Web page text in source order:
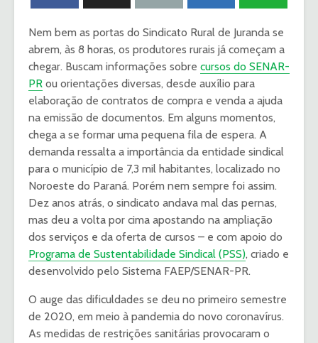
Nem bem as portas do Sindicato Rural de Juranda se
abrem, às 8 horas, os produtores rurais já começam a
chegar. Buscam informações sobre cursos do SENAR-
PR ou orientações diversas, desde auxílio para
elaboração de contratos de compra e venda a ajuda
na emissão de documentos. Em alguns momentos,
chega a se formar uma pequena fila de espera. A
demanda ressalta a importância da entidade sindical
para o município de 7,3 mil habitantes, localizado no
Noroeste do Paraná. Porém nem sempre foi assim.
Dez anos atrás, o sindicato andava mal das pernas,
mas deu a volta por cima apostando na ampliação
dos serviços e da oferta de cursos – e com apoio do
Programa de Sustentabilidade Sindical (PSS), criado e
desenvolvido pelo Sistema FAEP/SENAR-PR.
O auge das dificuldades se deu no primeiro semestre
de 2020, em meio à pandemia do novo coronavírus.
As medidas de restrições sanitárias provocaram o